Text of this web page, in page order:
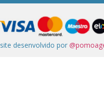
site desenvolvido por